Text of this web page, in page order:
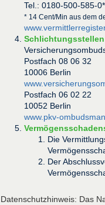
Tel.: 0180-500-585-0*
* 14 Cent/Min aus dem
Postfach 08 06 32
10006 Berlin
Postfach 06 02 22
10052 Berlin
www.pkv-
Die
Der
Datenschutzhinweis: Das